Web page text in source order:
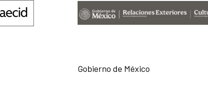
Gobierno de México